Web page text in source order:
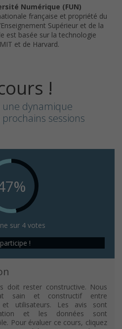
Numérique (FUN)
française et propriété du
Supérieur et de la
est basée sur la technologie
et de Harvard.
!
une dynamique
sessions
sur 4 votes
participe !
doit rester constructive. Nous
sain et constructif entre
et utilisateurs. Les avis sont
et les données sont
Pour évaluer ce cours, cliquez